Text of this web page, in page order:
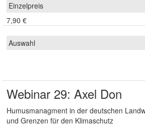
7,90 €
Webinar 29: Axel Don
Humusmanagment in der deutschen
und Grenzen für den Klimaschutz